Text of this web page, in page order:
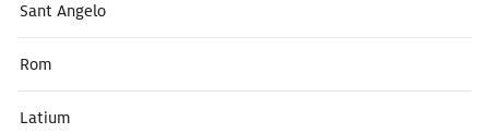
Sant Angelo
Rom
Latium